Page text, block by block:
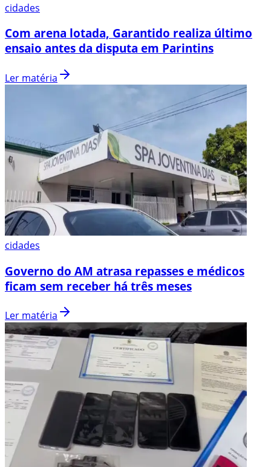
cidades
Com arena lotada, Garantido realiza último
ensaio antes da disputa em Parintins
Ler matéria
cidades
Governo do AM atrasa repasses e médicos
ficam sem receber há três meses
Ler matéria